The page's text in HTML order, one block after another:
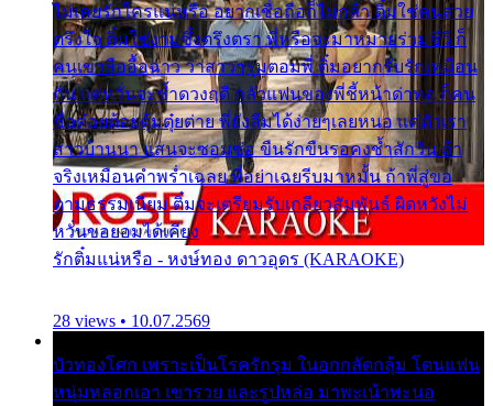
ไม่เคยรักใครแน่หรือ อยากเชื่อถือก็ไม่กล้า ติ๋มใช่คนสวย
ตรึงใจ ติ๋มใช่งามซึ้งตรึงตรา พี่หรือจะมาหมายร่วมชีวี ก็
คนเขาลืออื้อฉาว ว่าสาวๆรุมตอมพี่ ติ๋มอยากรับรักเหมือน
กัน แต่หวั่นจะช้ำดวงฤดี กลัวแฟนของพี่ชี้หน้าด่าทอ ก็คน
ชื่อต๋อยต้อยตุ้มตุ๋ยต่าย พี่ยังลืมได้ง่ายๆเลยหนอ แค่ตัวเรา
สาวบ้านนา แสนจะซอมซ่อ ขืนรักขืนรอคงช้ำสักวัน ถ้า
จริงเหมือนคำพร่ำเฉลย พี่อย่าเฉยรีบมาหมั้น ถ้าพี่สู่ขอ
ตามธรรมเนียม ติ๋มจะเตรียมรับเกลียวสัมพันธ์ ผิดหวังไม่
หวั่นขอยอมได้เคียง
รักติ๋มแน่หรือ - หงษ์ทอง ดาวอุดร (KARAOKE)
28 views • 10.07.2569
บัวทองโศก เพราะเป็นโรครักรุม ในอกกลัดกลุ้ม โดนแฟน
หนุ่มหลอกเอา เขารวย และรูปหล่อ มาพะเน้าพะนอ